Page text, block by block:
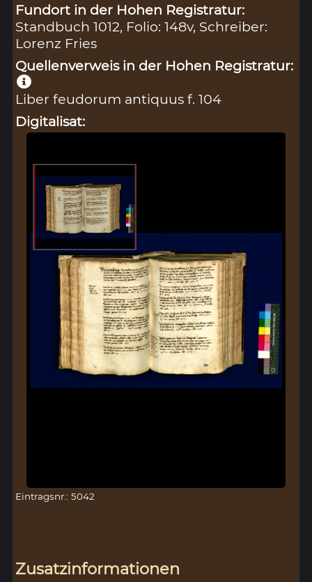
Fundort in der Hohen Registratur:
Standbuch 1012, Folio: 148v, Schreiber:
Lorenz Fries
Quellenverweis in der Hohen Registratur:
Liber feudorum antiquus f. 104
Digitalisat:
Eintragsnr.: 5042
Zusatzinformationen